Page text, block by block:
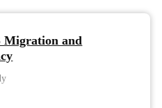
Migration and